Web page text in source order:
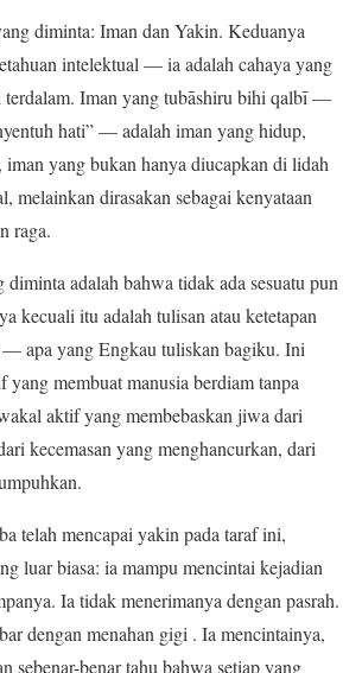
diminta: Iman dan Yakin. Keduanya
intelektual — ia adalah cahaya yang
terdalam. Iman yang tubāshiru bihi qalbī —
hati” — adalah iman yang hidup,
iman yang bukan hanya diucapkan di lidah
melainkan dirasakan sebagai kenyataan
raga.
adalah bahwa tidak ada sesuatu pun
kecuali itu adalah tulisan atau ketetapan
apa yang Engkau tuliskan bagiku. Ini
yang membuat manusia berdiam tanpa
aktif yang membebaskan jiwa dari
kecemasan yang menghancurkan, dari
telah mencapai yakin pada taraf ini,
luar biasa: ia mampu mencintai kejadian
Ia tidak menerimanya dengan pasrah.
dengan menahan gigi . Ia mencintainya,
sebenar-benar tahu bahwa setiap yang